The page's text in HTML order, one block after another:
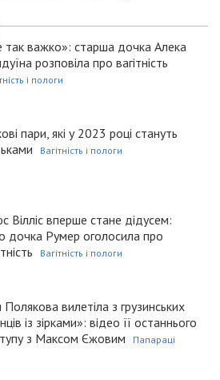
так важко»: старша дочка Алека
розповіла про вагітність
і пологи
пари, які у 2023 році стануть
Вагітність і пологи
Вілліс вперше стане дідусем:
дочка Румер оголосила про
Вагітність і пологи
вилетіла з грузинських
із зірками»: відео її останнього
з Максом Єжовим
Папараці